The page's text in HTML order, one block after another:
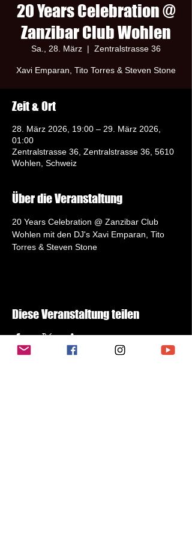
20 Years Celebration @
Zanzibar Club Wohlen
Sa., 28. März
  |
Zentralstrasse 36
Xavi Emparan, Tito Torres & Steven Stone
Zeit & Ort
28. März 2026, 19:00 – 29. März 2026,
01:00
Zentralstrasse 36, Zentralstrasse 36, 5610
Wohlen, Schweiz
Über die Veranstaltung
20 Years Celebration @ Zanzibar Club
Wohlen mit den DJ's Xavi Emparan, Tito
Torres & Steven Stone
Diese Veranstaltung teilen